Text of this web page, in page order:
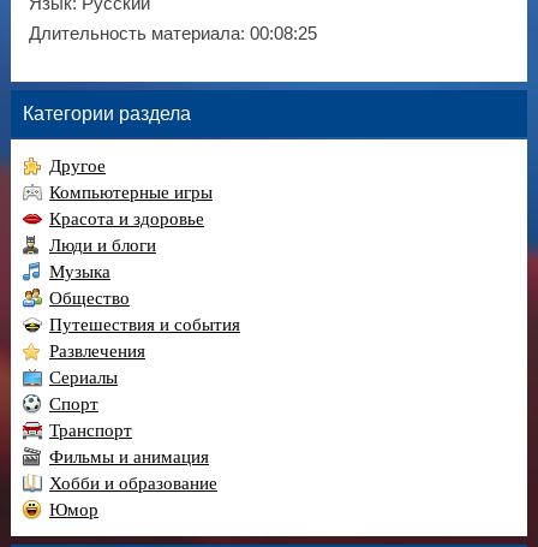
Длительность материала: 00:08:25
Категории раздела
Другое
Компьютерные игры
Красота и здоровье
Люди и блоги
Музыка
Общество
Путешествия и события
Развлечения
Сериалы
Спорт
Транспорт
Фильмы и анимация
Хобби и образование
Юмор